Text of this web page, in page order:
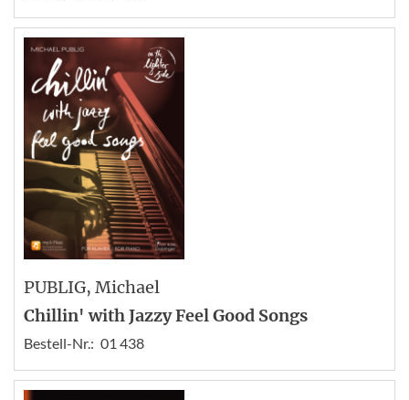
PUBLIG, Michael
Chillin' with Jazzy Feel Good Songs
Bestell-Nr.: 01 438